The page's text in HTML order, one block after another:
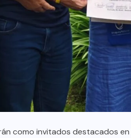
como invitados destacados